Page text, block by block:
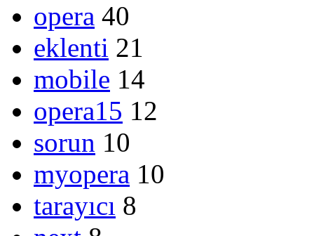
opera 40
eklenti 21
mobile 14
opera15 12
sorun 10
myopera 10
tarayıcı 8